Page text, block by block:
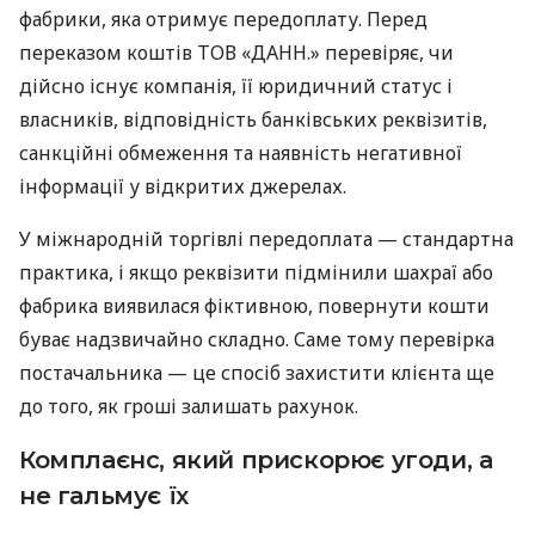
фабрики, яка отримує передоплату. Перед
переказом коштів ТОВ «ДАНН.» перевіряє, чи
дійсно існує компанія, її юридичний статус і
власників, відповідність банківських реквізитів,
санкційні обмеження та наявність негативної
інформації у відкритих джерелах.
У міжнародній торгівлі передоплата — стандартна
практика, і якщо реквізити підмінили шахраї або
фабрика виявилася фіктивною, повернути кошти
буває надзвичайно складно. Саме тому перевірка
постачальника — це спосіб захистити клієнта ще
до того, як гроші залишать рахунок.
Комплаєнс, який прискорює угоди, а
не гальмує їх